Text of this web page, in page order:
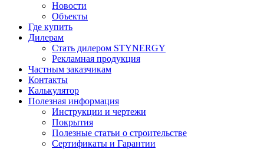
Новости
Объекты
Где купить
Дилерам
Стать дилером STYNERGY
Рекламная продукция
Частным заказчикам
Контакты
Калькулятор
Полезная информация
Инструкции и чертежи
Покрытия
Полезные статьи о строительстве
Сертификаты и Гарантии